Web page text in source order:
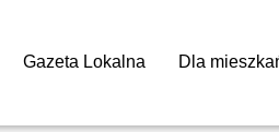
Gazeta Lokalna Dla